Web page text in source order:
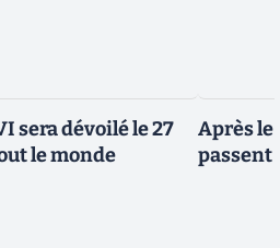
sera dévoilé le 27
le monde
Après le
passent